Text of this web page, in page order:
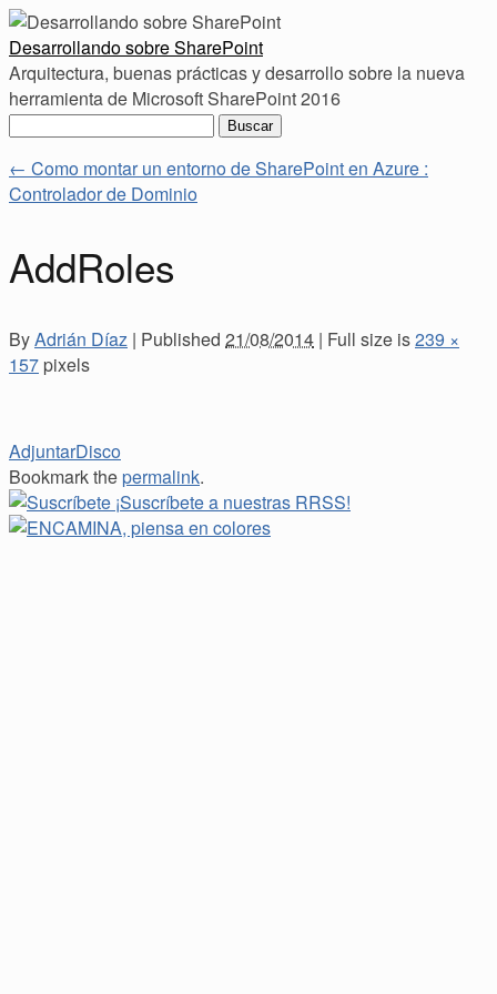
Desarrollando sobre SharePoint
Arquitectura, buenas prácticas y desarrollo sobre la nueva
herramienta de Microsoft SharePoint 2016
Buscar:
← Como montar un entorno de SharePoint en Azure :
Controlador de Dominio
AddRoles
ByAdrián Díaz | Published 21/08/2014 | Full size is239 ×
157 pixels
AdjuntarDisco
Bookmark thepermalink.
¡Suscríbete a nuestras RRSS!